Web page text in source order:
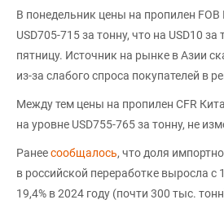
В понедельник цены на пропилен
USD705-715 за тонну, что на USD10
пятницу. Источник на рынке в Азии
из-за слабого спроса покупателей в
Между тем цены на пропилен CFR
на уровне USD755-765 за тонну, не
Ранеесообщалось, что доля
в российской переработке выросла с
19,4% в 2024 году (почти 300 тыс.